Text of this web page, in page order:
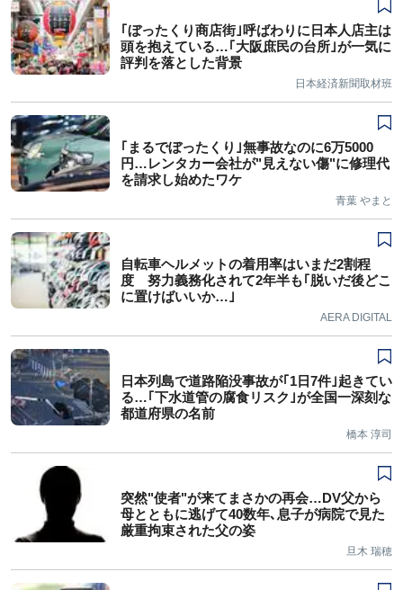
｢ぼったくり商店街｣呼ばわりに日本人店主は
頭を抱えている…｢大阪庶民の台所｣が一気に
評判を落とした背景
日本経済新聞取材班
｢まるでぼったくり｣無事故なのに6万5000
円…レンタカー会社が"見えない傷"に修理代
を請求し始めたワケ
青葉 やまと
自転車ヘルメットの着用率はいまだ2割程
度 努力義務化されて2年半も｢脱いだ後どこ
に置けばいいか…｣
AERA DIGITAL
日本列島で道路陥没事故が｢1日7件｣起きてい
る…｢下水道管の腐食リスク｣が全国一深刻な
都道府県の名前
橋本 淳司
突然"使者"が来てまさかの再会…DV父から
母とともに逃げて40数年､息子が病院で見た
厳重拘束された父の姿
旦木 瑞穂